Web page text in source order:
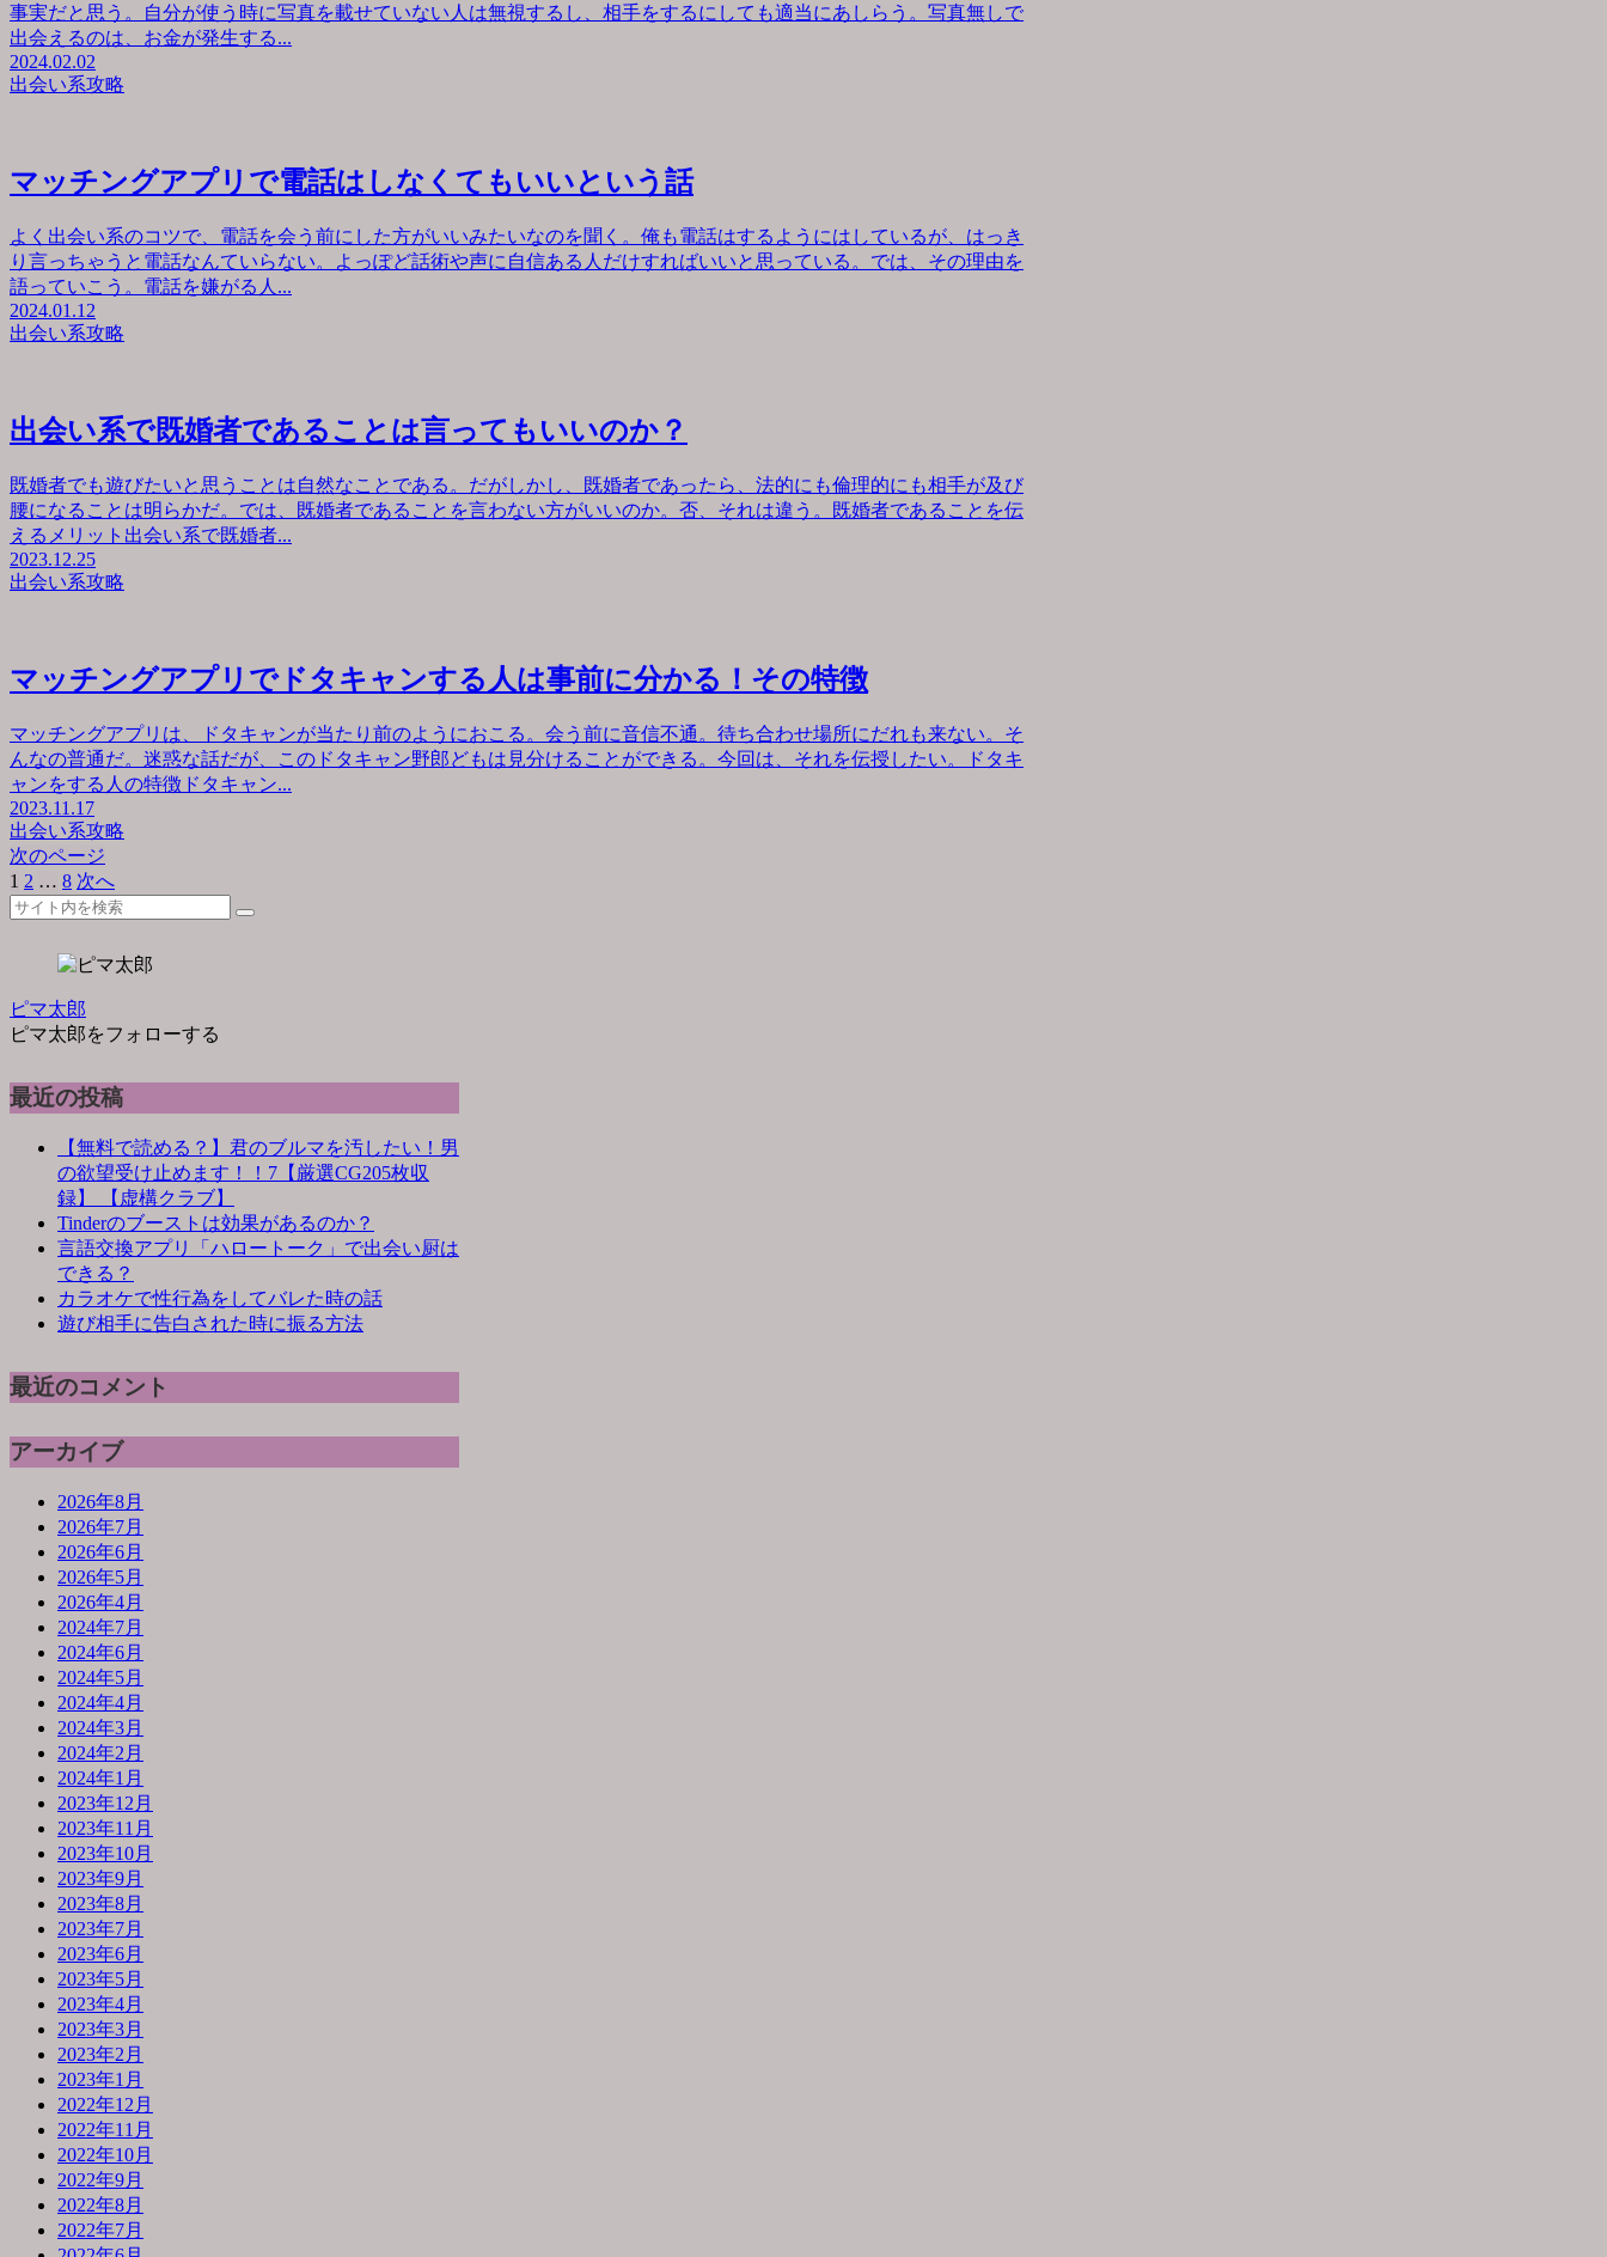
事実だと思う。自分が使う時に写真を載せていない人は無視するし、相手をするにしても適当にあしらう。写真無しで
出会えるのは、お金が発生する...
2024.02.02
出会い系攻略
マッチングアプリで電話はしなくてもいいという話
よく出会い系のコツで、電話を会う前にした方がいいみたいなのを聞く。俺も電話はするようにはしているが、はっき
り言っちゃうと電話なんていらない。よっぽど話術や声に自信ある人だけすればいいと思っている。では、その理由を
語っていこう。電話を嫌がる人...
2024.01.12
出会い系攻略
出会い系で既婚者であることは言ってもいいのか？
既婚者でも遊びたいと思うことは自然なことである。だがしかし、既婚者であったら、法的にも倫理的にも相手が及び
腰になることは明らかだ。では、既婚者であることを言わない方がいいのか。否、それは違う。既婚者であることを伝
えるメリット出会い系で既婚者...
2023.12.25
出会い系攻略
マッチングアプリでドタキャンする人は事前に分かる！その特徴
マッチングアプリは、ドタキャンが当たり前のようにおこる。会う前に音信不通。待ち合わせ場所にだれも来ない。そ
んなの普通だ。迷惑な話だが、このドタキャン野郎どもは見分けることができる。今回は、それを伝授したい。ドタキ
ャンをする人の特徴ドタキャン...
2023.11.17
出会い系攻略
次のページ
1 2 … 8 次へ
ピマ太郎
ピマ太郎をフォローする
最近の投稿
【無料で読める？】君のブルマを汚したい！男
の欲望受け止めます！！7【厳選CG205枚収
録】 【虚構クラブ】
Tinderのブーストは効果があるのか？
言語交換アプリ「ハロートーク」で出会い厨は
できる？
カラオケで性行為をしてバレた時の話
遊び相手に告白された時に振る方法
最近のコメント
アーカイブ
2026年8月
2026年7月
2026年6月
2026年5月
2026年4月
2024年7月
2024年6月
2024年5月
2024年4月
2024年3月
2024年2月
2024年1月
2023年12月
2023年11月
2023年10月
2023年9月
2023年8月
2023年7月
2023年6月
2023年5月
2023年4月
2023年3月
2023年2月
2023年1月
2022年12月
2022年11月
2022年10月
2022年9月
2022年8月
2022年7月